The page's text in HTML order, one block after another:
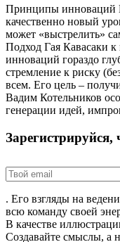
Принципы инноваций
качественно новый
может «выстрелить»
Подход Гая Кавасаки
инноваций гораздо
стремление к риску
всем. Его цель –
Вадим Котельников
генерации идей,
. Его взгляды на
всю команду своей
В качестве
Создавайте смыслы, а